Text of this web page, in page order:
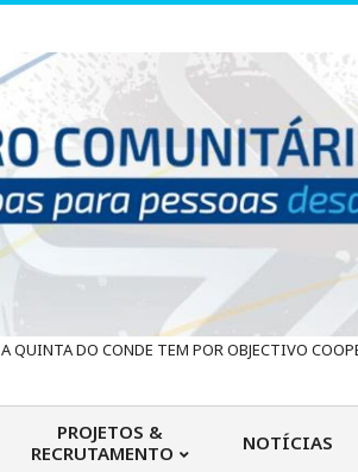
QUINTA DO CONDE TEM POR OBJECTIVO
Primary
PROJETOS &
RECRUTAMENTO
NOTÍCIAS